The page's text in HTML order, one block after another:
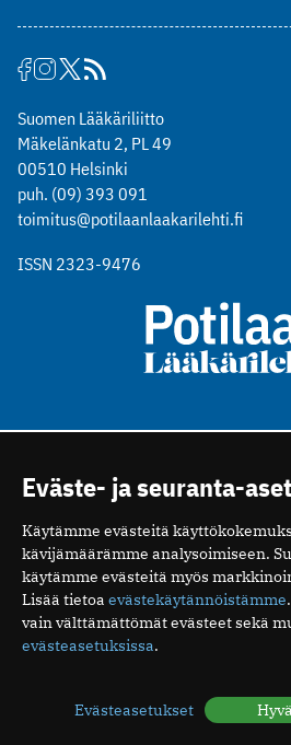
Suomen Lääkäriliitto
Mäkelänkatu 2, PL 49
00510 Helsinki
puh. (09) 393 091
toimitus@potilaanlaakarilehti.fi
ISSN 2323-9476
Eväste- ja seuranta-
Käytämme evästeitä
kävijämäärämme analysoimiseen.
käytämme evästeitä myös
Lisää tietoa evästekäytännöistämme
vain välttämättömät evästeet sekä
evästeasetuksissa.
Evästeasetukset